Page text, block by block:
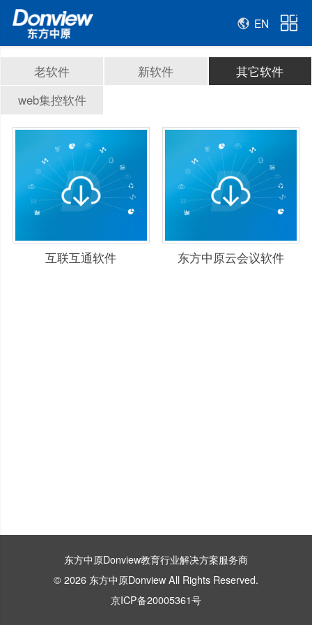
EN
老软件 新软件
其它软件
web集控软件
互联互通软件 东方中原云会议软件
东方中原Donview教育行业解决方案服务商
© 2026 东方中原Donview All Rights Reserved.
京ICP备20005361号